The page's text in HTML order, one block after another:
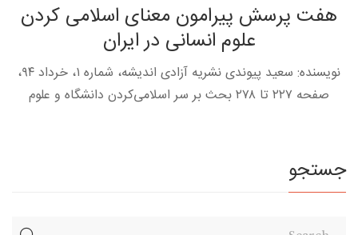
هفت پرسش پیرامون معنای اسلامی کردن
علوم انسانی در ایران
نویسنده: سعید پیوندی نشریه آزادی اندیشه، شماره ۱، خرداد ۹۴،
صفحه ۲۲۷ تا ۲۷۸ بحث بر سر اسلامی‌کردن دانشگاه و علوم
جستجو